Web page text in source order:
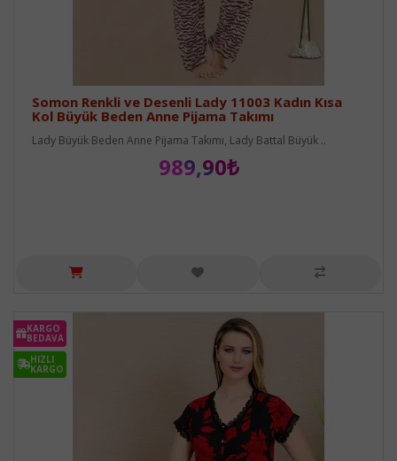
Somon Renkli ve Desenli Lady 11003 Kadın Kısa
Kol Büyük Beden Anne Pijama Takımı
Lady Büyük Beden Anne Pijama Takımı, Lady Battal Büyük ..
989,90₺
KARGO
BEDAVA
HIZLI
KARGO